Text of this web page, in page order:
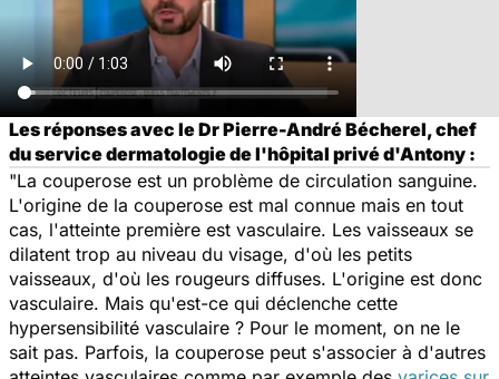
Les réponses avec le Dr Pierre-André Bécherel, chef
du service dermatologie de l'hôpital privé d'Antony :
"La couperose est un problème de circulation sanguine.
L'origine de la couperose est mal connue mais en tout
cas, l'atteinte première est vasculaire. Les vaisseaux se
dilatent trop au niveau du visage, d'où les petits
vaisseaux, d'où les rougeurs diffuses. L'origine est donc
vasculaire. Mais qu'est-ce qui déclenche cette
hypersensibilité vasculaire ? Pour le moment, on ne le
sait pas. Parfois, la couperose peut s'associer à d'autres